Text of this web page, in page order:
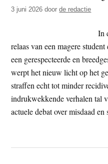
t
e
t
e
3 juni 2026 doorde redactie
In
relaas van een magere
een gerespecteerde en
werpt het nieuw licht op het
straffen echt tot minder
indrukwekkende verhalen tal
actuele debat over misdaad en